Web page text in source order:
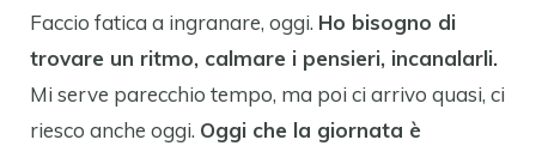
Faccio fatica a ingranare, oggi. Ho bisogno di
trovare un ritmo, calmare i pensieri, incanalarli.
Mi serve parecchio tempo, ma poi ci arrivo quasi, ci
riesco anche oggi. Oggi che la giornata è